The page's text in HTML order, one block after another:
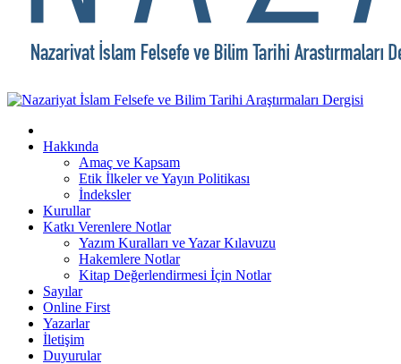
Hakkında
Amaç ve Kapsam
Etik İlkeler ve Yayın Politikası
İndeksler
Kurullar
Katkı Verenlere Notlar
Yazım Kuralları ve Yazar Kılavuzu
Hakemlere Notlar
Kitap Değerlendirmesi İçin Notlar
Sayılar
Online First
Yazarlar
İletişim
Duyurular